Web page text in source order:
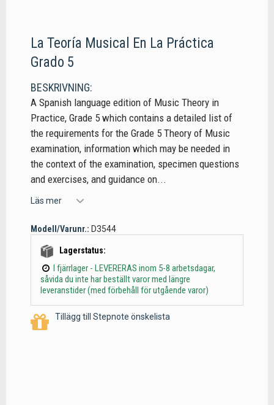
La Teoría Musical En La Práctica
Grado 5
BESKRIVNING:
A Spanish language edition of Music Theory in
Practice, Grade 5 which contains a detailed list of
the requirements for the Grade 5 Theory of Music
examination, information which may be needed in
the context of the examination, specimen questions
and exercises, and guidance on...
Läs mer
Modell/Varunr.: D3544
Lagerstatus:
I fjärrlager - LEVERERAS inom 5-8 arbetsdagar,
såvida du inte har beställt varor med längre
leveranstider (med förbehåll för utgående varor)
Tillägg till Stepnote önskelista